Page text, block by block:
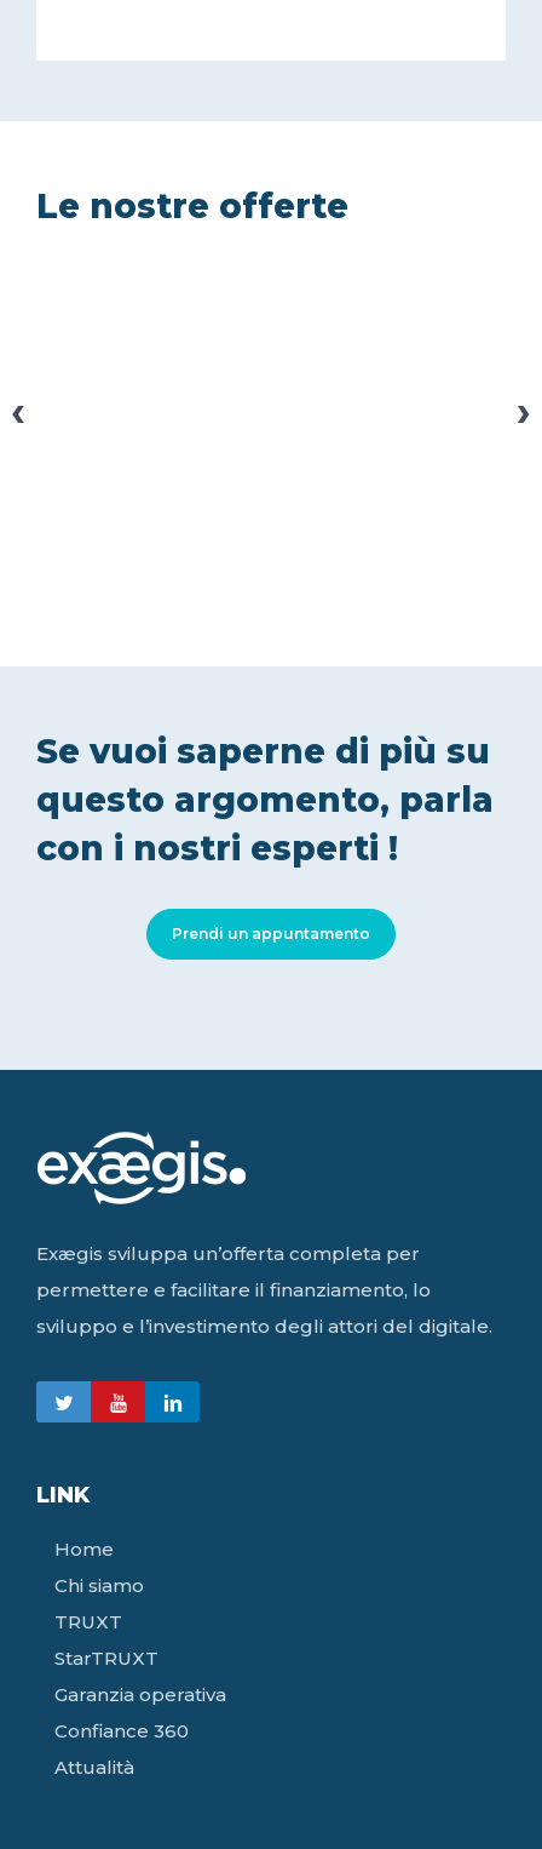
Le nostre offerte
‹ ›
Prendi un appuntamento
Se vuoi saperne di più su
questo argomento, parla
con i nostri esperti !
Exægis sviluppa un’offerta completa per
permettere e facilitare il finanziamento, lo
sviluppo e l’investimento degli attori del digitale.
LINK
Home
Chi siamo
TRUXT
StarTRUXT
Garanzia operativa
Confiance 360
Attualità